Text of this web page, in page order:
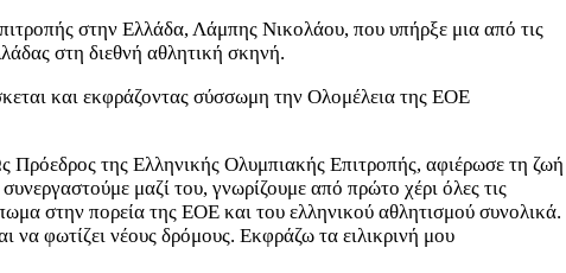
στην Ελλάδα, Λάμπης Νικολάου, που υπήρξε μια από τις
στη διεθνή αθλητική σκηνή.
και εκφράζοντας σύσσωμη την Ολομέλεια της ΕΟΕ
Πρόεδρος της Ελληνικής Ολυμπιακής Επιτροπής, αφιέρωσε τη ζωή
μαζί του, γνωρίζουμε από πρώτο χέρι όλες τις
στην πορεία της ΕΟΕ και του ελληνικού αθλητισμού συνολικά.
φωτίζει νέους δρόμους. Εκφράζω τα ειλικρινή μου